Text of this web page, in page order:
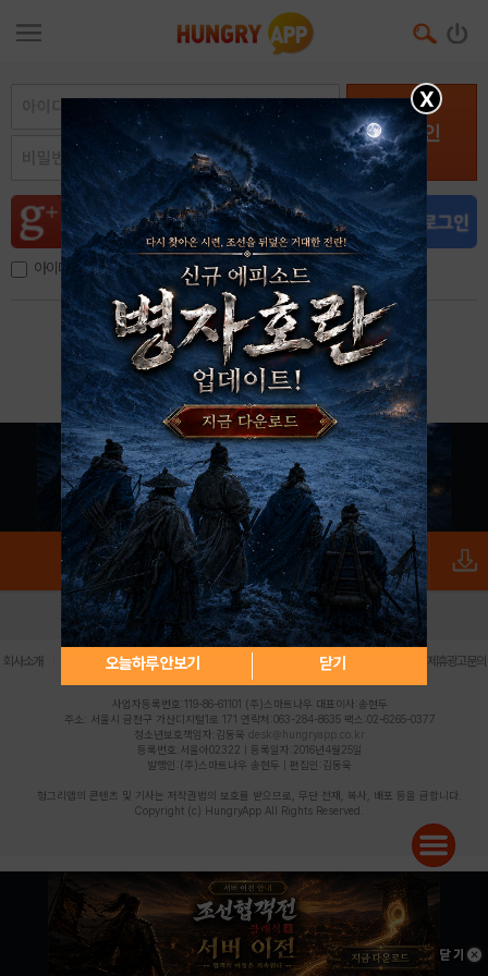
로그인
아이디, 이메일 저장
아이디 / 비밀번호 찾기 회원가입
X
오늘하루 안보기 닫기
로그인 PC버전 전체앱
회사소개 | 개인정보 처리방침 불법촬영물 신고센터 제휴광고문의
사업자등록번호:119-86-61101 (주)스마트나우 대표이사:송현두
주소: 서울시 금천구 가산디지털1로 171 연락처:063-284-8635 팩스:02-6265-0377
청소년보호책임자:김동욱 desk@hungryapp.co.kr
등록번호:서울아02322 | 등록일자:2016년4월25일
발행인:(주)스마트나우 송현두 | 편집인:김동욱
헝그리앱의 콘텐츠 및 기사는 저작권법의 보호를 받으므로, 무단 전재, 복사, 배포 등을 금합니다.
Copyright (c) HungryApp All Rights Reserved.